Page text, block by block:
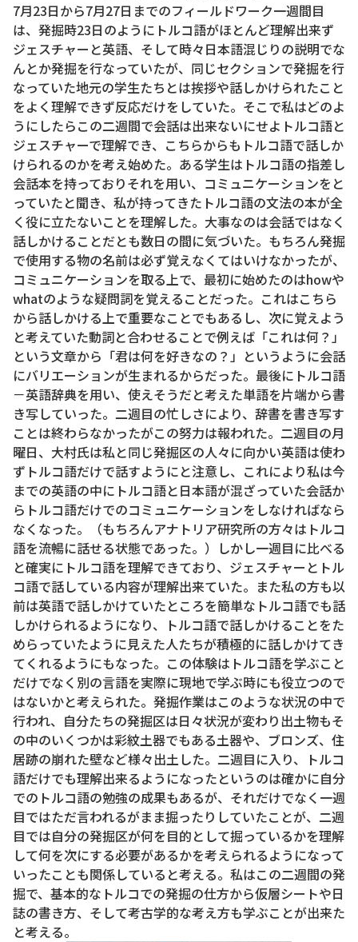
7月23日から7月27日までのフィールドワーク一週間目
は、発掘時23日のようにトルコ語がほとんど理解出来ず
ジェスチャーと英語、そして時々日本語混じりの説明でな
んとか発掘を行なっていたが、同じセクションで発掘を行
なっていた地元の学生たちとは挨拶や話しかけられたこと
をよく理解できず反応だけをしていた。そこで私はどのよ
うにしたらこの二週間で会話は出来ないにせよトルコ語と
ジェスチャーで理解でき、こちらからもトルコ語で話しか
けられるのかを考え始めた。ある学生はトルコ語の指差し
会話本を持っておりそれを用い、コミュニケーションをと
っていたと聞き、私が持ってきたトルコ語の文法の本が全
く役に立たないことを理解した。大事なのは会話ではなく
話しかけることだとも数日の間に気づいた。もちろん発掘
で使用する物の名前は必ず覚えなくてはいけなかったが、
コミュニケーションを取る上で、最初に始めたのはhowや
whatのような疑問詞を覚えることだった。これはこちら
から話しかける上で重要なことでもあるし、次に覚えよう
と考えていた動詞と合わせることで例えば「これは何？」
という文章から「君は何を好きなの？」というように会話
にバリエーションが生まれるからだった。最後にトルコ語
－英語辞典を用い、使えそうだと考えた単語を片端から書
き写していった。二週目の忙しさにより、辞書を書き写す
ことは終わらなかったがこの努力は報われた。二週目の月
曜日、大村氏は私と同じ発掘区の人々に向かい英語は使わ
ずトルコ語だけで話すようにと注意し、これにより私は今
までの英語の中にトルコ語と日本語が混ざっていた会話か
らトルコ語だけでのコミュニケーションをしなければなら
なくなった。（もちろんアナトリア研究所の方々はトルコ
語を流暢に話せる状態であった。）しかし一週目に比べる
と確実にトルコ語を理解できており、ジェスチャーとトル
コ語で話している内容が理解出来ていた。また私の方も以
前は英語で話しかけていたところを簡単なトルコ語でも話
しかけられるようになり、トルコ語で話しかけることをた
めらっていたように見えた人たちが積極的に話しかけてき
てくれるようにもなった。この体験はトルコ語を学ぶこと
だけでなく別の言語を実際に現地で学ぶ時にも役立つので
はないかと考えられた。発掘作業はこのような状況の中で
行われ、自分たちの発掘区は日々状況が変わり出土物もそ
の中のいくつかは彩紋土器でもある土器や、ブロンズ、住
居跡の崩れた壁など様々出土した。二週目に入り、トルコ
語だけでも理解出来るようになったというのは確かに自分
でのトルコ語の勉強の成果もあるが、それだけでなく一週
目ではただ言われるがまま掘ったりしていたことが、二週
目では自分の発掘区が何を目的として掘っているかを理解
して何を次にする必要があるかを考えられるようになって
いったことも関係していると考える。私はこの二週間の発
掘で、基本的なトルコでの発掘の仕方から仮層シートや日
誌の書き方、そして考古学的な考え方も学ぶことが出来た
と考える。